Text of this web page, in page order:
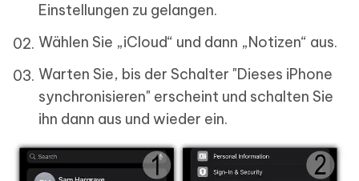
Einstellungen zu gelangen.
Wählen Sie „iCloud“ und dann „Notizen“ aus.
Warten Sie, bis der Schalter "Dieses iPhone
synchronisieren" erscheint und schalten Sie
ihn dann aus und wieder ein.